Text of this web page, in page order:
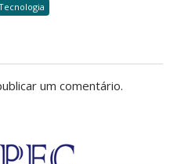
um comentário.